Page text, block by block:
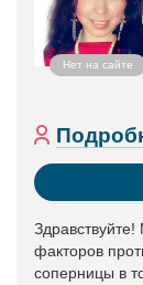
Нет на сайте
факторов
соперницы в